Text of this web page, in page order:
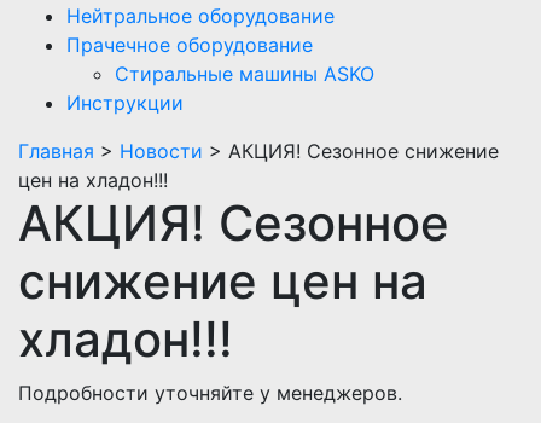
Главная > Новости > АКЦИЯ! Сезонное снижение
цен на хладон!!!
АКЦИЯ! Сезонное
снижение цен на
хладон!!!
Подробности уточняйте у менеджеров.
Нейтральное оборудование
Прачечное оборудование
Стиральные машины ASKO
Инструкции